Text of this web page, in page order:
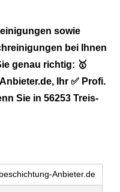
sowie
bei Ihnen
genau richtig: 🥇
Ihr ✅ Profi.
Sie in 56253 Treis-
Anbieter.de